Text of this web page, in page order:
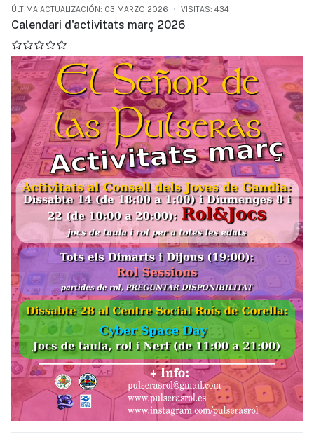
ÚLTIMA ACTUALIZACIÓN: 03 MARZO 2026
VISITAS: 434
Calendari d'activitats març 2026